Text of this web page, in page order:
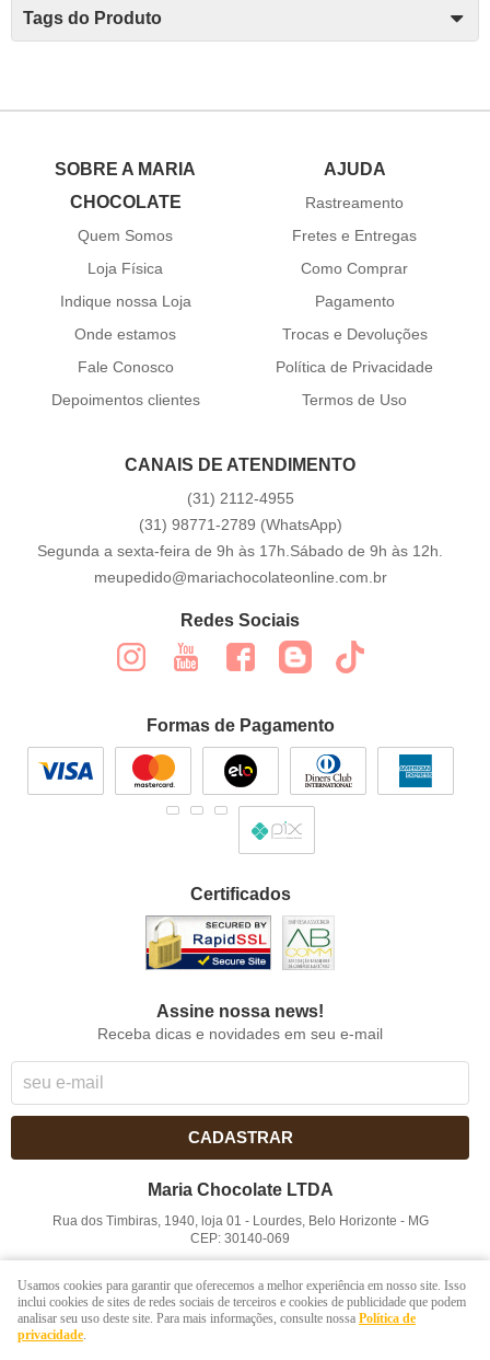
Tags do Produto
SOBRE A MARIA
CHOCOLATE
Quem Somos
Loja Física
Indique nossa Loja
Onde estamos
Fale Conosco
Depoimentos clientes
AJUDA
Rastreamento
Fretes e Entregas
Como Comprar
Pagamento
Trocas e Devoluções
Política de Privacidade
Termos de Uso
CANAIS DE ATENDIMENTO
(31) 2112-4955
(31) 98771-2789 (WhatsApp)
Segunda a sexta-feira de 9h às 17h.Sábado de 9h às 12h.
meupedido@mariachocolateonline.com.br
Redes Sociais
Formas de Pagamento
Certificados
Assine nossa news!
Receba dicas e novidades em seu e-mail
CADASTRAR
Maria Chocolate LTDA
Rua dos Timbiras, 1940, loja 01 - Lourdes, Belo Horizonte - MG
CEP: 30140-069
LOJA VIRTUAL CRIADA POR
Usamos cookies para garantir que oferecemos a melhor experiência em nosso site. Isso
inclui cookies de sites de redes sociais de terceiros e cookies de publicidade que podem
analisar seu uso deste site. Para mais informações, consulte nossa Política de
privacidade.